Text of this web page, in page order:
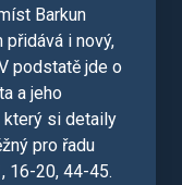
Barkun
i nový,
podstatě jde o
a jeho
si detaily
pro řadu
16-20, 44-45.